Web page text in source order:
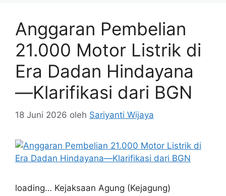
Anggaran Pembelian
21.000 Motor Listrik di
Era Dadan Hindayana
—Klarifikasi dari BGN
18 Juni 2026 oleh Sariyanti Wijaya
loading… Kejaksaan Agung (Kejagung)